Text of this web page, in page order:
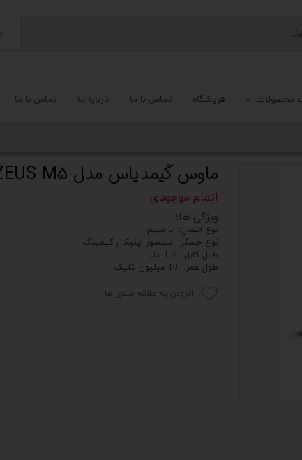
محصولات
استوک
فروشگاه تماس با ما درباره ما تماس با ما
ماوس گیمدیاس مدل ZEUS M5
اتمام موجودی
ویژگی ها:
نوع اتصال: با سیم
نوع حسگر: سنسور اپتیکال گیمینگ
طول کابل: 1.8 متر
طول عمر: 10 میلیون کلیک
افزودن به علاقه مندی ها